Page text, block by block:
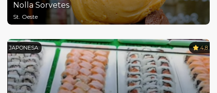
Nolla Sorvetes
St. Oeste
JAPONESA 4,8